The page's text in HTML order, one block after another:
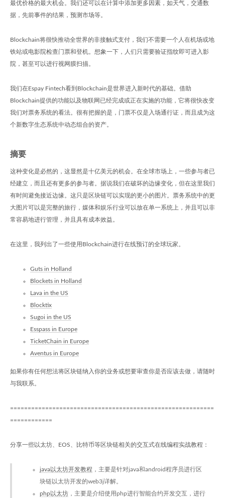
最优价格的最大机会。我们还可以在计算中添加更多因素，如天气，交通数
据，先前事件的结果，预测市场等。
Blockchain将很快推动全世界的非接触式支付，我们不需要一个人在机场或地
铁站或电影院检查门票和登机。想象一下，人们只需要验证指纹即可进入影
院，甚至可以进行视网膜扫描。
我们在Espay Fintech看到Blockchain是世界进入新时代的基础。借助
Blockchain提供的功能以及物联网已经完成或正在实施的功能，它将很快改变
我们对票务系统的看法。很有把握的是，门票不仅是入场通行证，而且成为这
个新数字生态系统中动态组合的资产。
摘要
这种变化是必然的，这显然是十亿美元的机会。在全球市场上，一些参与者已
经建立，而且还有更多的参与者。据说我们在破坏的边缘变化，但在这里我们
有时间避免接近边缘。这只是区块链可以实现的更小的图片。票务系统中的更
大图片可以是完整的旅行，媒体和娱乐行业可以放在单一系统上，并且可以非
常容易地进行管理，并且具有成本效益。
在这里，我列出了一些使用Blockchain进行在线预订的全球玩家。
Guts in Holland
Blockets in Holland
Lava in the US
Blocktix
Sugoi in the US
Esspass in Europe
TicketChain in Europe
Aventus in Europe
如果你有任何想法将区块链纳入你的业务或想要审查你是否应该去做，请随时
与我联系。
==========================================================
============
分享一些以太坊、EOS、比特币等区块链相关的交互式在线编程实战教程：
java以太坊开发教程 ，主要是针对java和android程序员进行区
块链以太坊开发的web3j详解。
php以太坊 ，主要是介绍使用php进行智能合约开发交互，进行